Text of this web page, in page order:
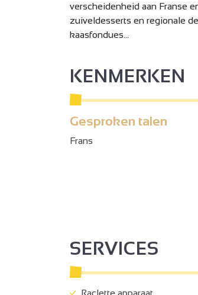
verscheidenheid aan Franse
zuiveldesserts en regionale
kaasfondues...
KENMERKEN
Gesproken talen
Frans
SERVICES
Raclette apparaat
2